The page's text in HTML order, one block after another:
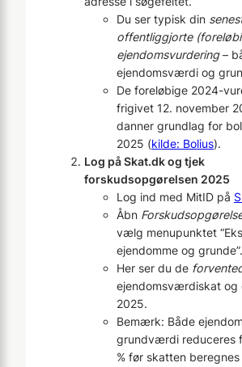
Du ser typisk din
offentliggjorte
ejendomsvurdering–
ejendomsværdi og
De foreløbige 2024-
frigivet 12. november
danner grundlag for
2025 (kilde: Bolius).
Log på Skat.dk og tjek
forskudsopgørelsen 2025
Log ind med MitID på
Åbn
vælg menupunktet
ejendomme og grunde”.
Her ser du de
ejendomsværdiskat og
2025.
Bemærk: Både
grundværdi reduceres
% før skatten beregnes